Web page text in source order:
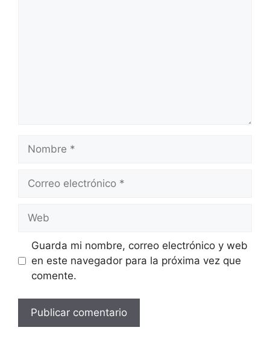
electrónico
Guarda mi nombre, correo electrónico y web
en este navegador para la próxima vez que
comente.